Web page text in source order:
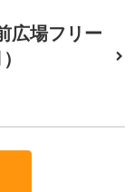
広場フリー